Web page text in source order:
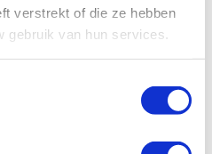
verstrekt of die ze hebben
gebruik van hun services.